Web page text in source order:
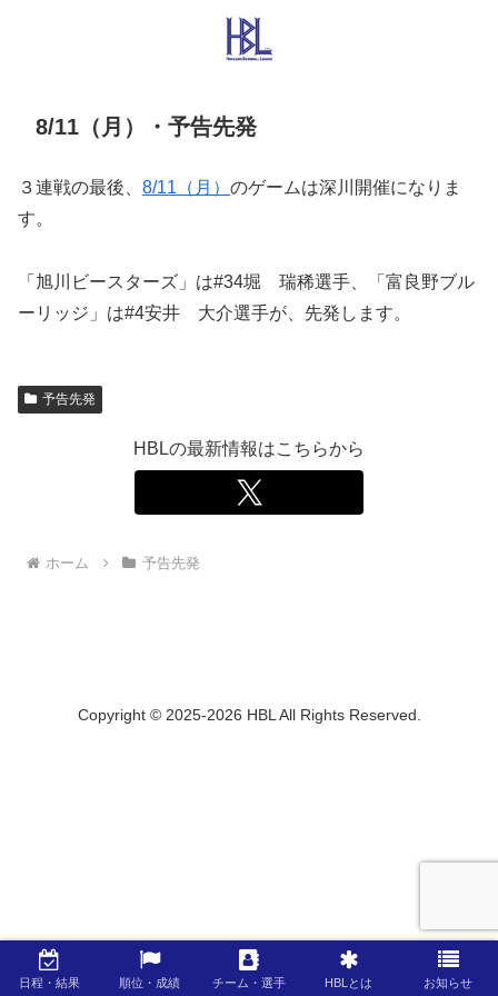
8/11（月）・予告先発
３連戦の最後、 8/11（月） のゲームは深川開催になりま
す。
「旭川ビースターズ」は#34堀 瑞稀選手、「富良野ブル
ーリッジ」は#4安井 大介選手が、先発します。
予告先発
HBLの最新情報はこちらから
ホーム 予告先発
Copyright © 2025-2026 HBL All Rights Reserved.
日程・結果 順位・成績 チーム・選手 HBLとは お知らせ